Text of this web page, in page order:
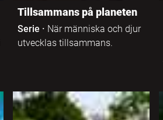
Tillsammans på planeten
Serie · När människa och djur
utvecklas tillsammans.